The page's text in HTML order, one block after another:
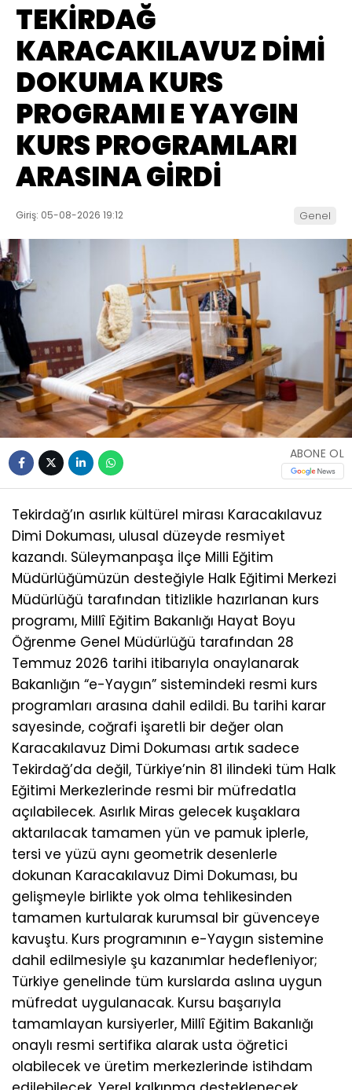
TEKİRDAĞ
KARACAKILAVUZ DİMİ
DOKUMA KURS
PROGRAMI E YAYGIN
KURS PROGRAMLARI
ARASINA GİRDİ
Giriş: 05-08-2026 19:12 Genel
ABONE OL
Tekirdağ’ın asırlık kültürel mirası Karacakılavuz
Dimi Dokuması, ulusal düzeyde resmiyet
kazandı. Süleymanpaşa İlçe Milli Eğitim
Müdürlüğümüzün desteğiyle Halk Eğitimi Merkezi
Müdürlüğü tarafından titizlikle hazırlanan kurs
programı, Millî Eğitim Bakanlığı Hayat Boyu
Öğrenme Genel Müdürlüğü tarafından 28
Temmuz 2026 tarihi itibarıyla onaylanarak
Bakanlığın “e-Yaygın” sistemindeki resmi kurs
programları arasına dahil edildi. Bu tarihi karar
sayesinde, coğrafi işaretli bir değer olan
Karacakılavuz Dimi Dokuması artık sadece
Tekirdağ’da değil, Türkiye’nin 81 ilindeki tüm Halk
Eğitimi Merkezlerinde resmi bir müfredatla
açılabilecek. Asırlık Miras gelecek kuşaklara
aktarılacak tamamen yün ve pamuk iplerle,
tersi ve yüzü aynı geometrik desenlerle
dokunan Karacakılavuz Dimi Dokuması, bu
gelişmeyle birlikte yok olma tehlikesinden
tamamen kurtularak kurumsal bir güvenceye
kavuştu. Kurs programının e-Yaygın sistemine
dahil edilmesiyle şu kazanımlar hedefleniyor;
Türkiye genelinde tüm kurslarda aslına uygun
müfredat uygulanacak. Kursu başarıyla
tamamlayan kursiyerler, Millî Eğitim Bakanlığı
onaylı resmi sertifika alarak usta öğretici
olabilecek ve üretim merkezlerinde istihdam